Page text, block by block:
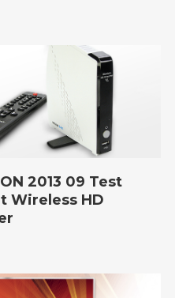
Download
2013 09 Test
Wireless HD